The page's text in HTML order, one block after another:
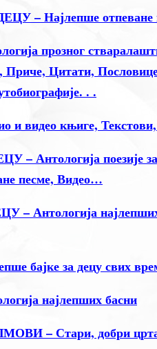
– Најлепше отпеване
прозног
Приче, Цитати,
. .
и видео књиге,
Антологија поезије за
песме, Видео…
Антологија најлепших
бајке за децу свих
најлепших басни
– Стари, добри